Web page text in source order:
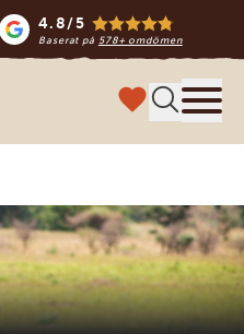
4.8/5
Baserat på 578+ omdömen